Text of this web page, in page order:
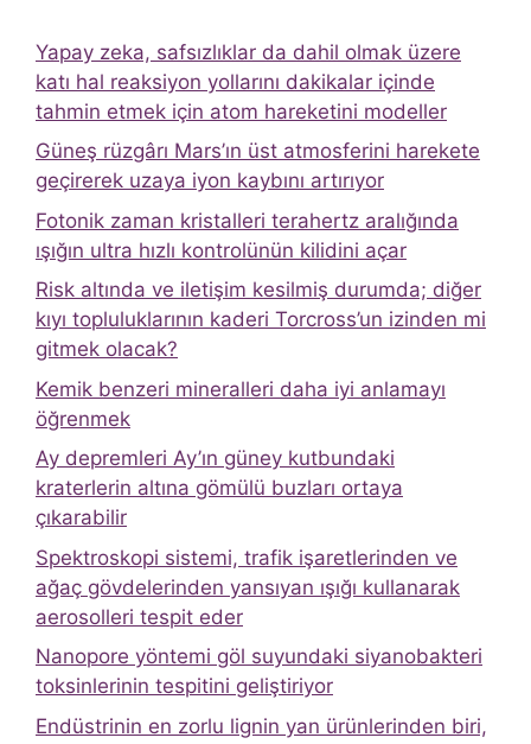
Yapay zeka, safsızlıklar da dahil olmak üzere
katı hal reaksiyon yollarını dakikalar içinde
tahmin etmek için atom hareketini modeller
Güneş rüzgârı Mars’ın üst atmosferini harekete
geçirerek uzaya iyon kaybını artırıyor
Fotonik zaman kristalleri terahertz aralığında
ışığın ultra hızlı kontrolünün kilidini açar
Risk altında ve iletişim kesilmiş durumda; diğer
kıyı topluluklarının kaderi Torcross’un izinden mi
gitmek olacak?
Kemik benzeri mineralleri daha iyi anlamayı
öğrenmek
Ay depremleri Ay’ın güney kutbundaki
kraterlerin altına gömülü buzları ortaya
çıkarabilir
Spektroskopi sistemi, trafik işaretlerinden ve
ağaç gövdelerinden yansıyan ışığı kullanarak
aerosolleri tespit eder
Nanopore yöntemi göl suyundaki siyanobakteri
toksinlerinin tespitini geliştiriyor
Endüstrinin en zorlu lignin yan ürünlerinden biri,